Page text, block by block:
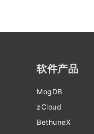
软件产品
MogDB
zCloud
BethuneX